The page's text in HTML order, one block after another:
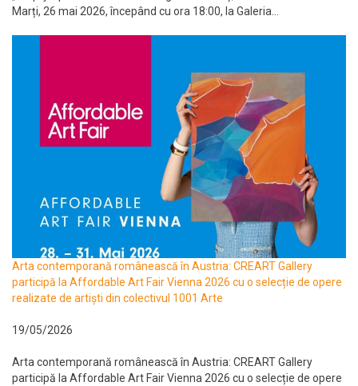
Marți, 26 mai 2026, începând cu ora 18:00, la Galeria...
Arta contemporană românească în Austria: CREART Gallery
participă la Affordable Art Fair Vienna 2026 cu o selecție de opere
realizate de artiști din colectivul 1001 Arte
19/05/2026
Arta contemporană românească în Austria: CREART Gallery
participă la Affordable Art Fair Vienna 2026 cu o selecție de opere